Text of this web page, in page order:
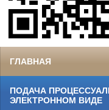
ГЛАВНАЯ
ПОДАЧА
ЭЛЕКТРОННОМ ВИДЕ